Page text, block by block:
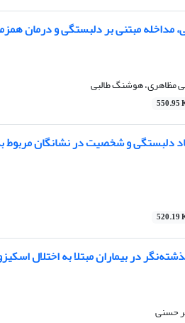
مداخله مبتنی بر دلبستگی و درمان
مظاهری، هوشنگ طالبی
550.95
دلبستگی و شخصیت در نشانگان مربوط
520.19
در بیماران مبتلا به اختلال
حسنی